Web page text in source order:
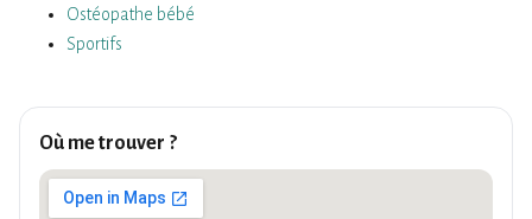
Ostéopathe bébé
Sportifs
Où me trouver ?